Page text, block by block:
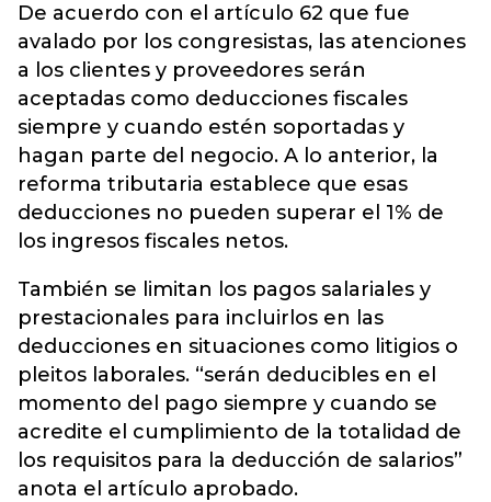
De acuerdo con el artículo 62 que fue
avalado por los congresistas, las atenciones
a los clientes y proveedores serán
aceptadas como deducciones fiscales
siempre y cuando estén soportadas y
hagan parte del negocio. A lo anterior, la
reforma tributaria establece que esas
deducciones no pueden superar el 1% de
los ingresos fiscales netos.
También se limitan los pagos salariales y
prestacionales para incluirlos en las
deducciones en situaciones como litigios o
pleitos laborales. “serán deducibles en el
momento del pago siempre y cuando se
acredite el cumplimiento de la totalidad de
los requisitos para la deducción de salarios”
anota el artículo aprobado.